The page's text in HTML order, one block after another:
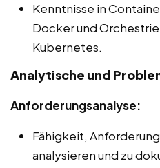
Kenntnisse in
Docker und
Kubernetes.
Analytische und
Anforderungsanalyse:
Fähigkeit,
analysieren und zu